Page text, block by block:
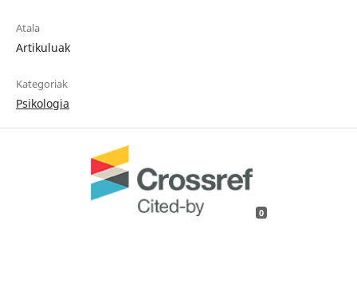
Atala
Artikuluak
Kategoriak
Psikologia
0